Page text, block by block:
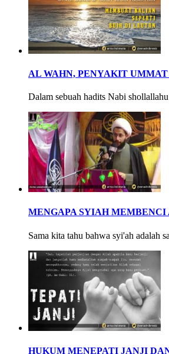
AL WAHN, PENYAKIT
Dalam sebuah hadits Nabi
MENGAPA SYIAH MEMBENCI
Sama kita tahu bahwa syi'ah adalah
HUKUM MENEPATI JANJI